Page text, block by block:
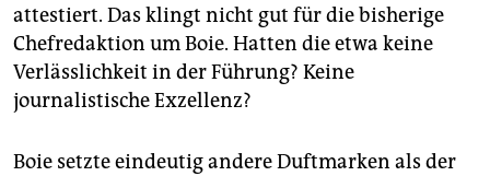
attestiert. Das klingt nicht gut für die bisherige
Chefredaktion um Boie. Hatten die etwa keine
Verlässlichkeit in der Führung? Keine
journalistische Exzellenz?
Boie setzte eindeutig andere Duftmarken als der